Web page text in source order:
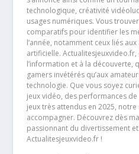
technologique, créativité
usages numériques. Vous
comparatifs pour identifier les
l’année, notamment ceux liés
artificielle. Actualitesjeuxvideo.fr,
l’information et à la découverte,
gamers invétérés qu’aux
technologie. Que vous soyez
jeux vidéo, des performances de
jeux très attendus en 2025,
accompagner. Découvrez dès
passionnant du divertissement
Actualitesjeuxvideo.fr !